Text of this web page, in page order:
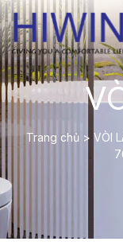
Trang chủ > VÒI